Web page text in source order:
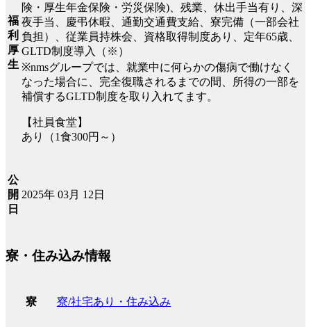
福
利
厚
生
険・厚生年金保険・労災保険)、残業、休出手当有り、深
夜手当、慶弔休暇、通勤交通費支給、寮完備（一部会社
負担）、従業員持株会、資格取得制度あり、定年65歳、
GLTD制度導入（※）
※nmsグループでは、就業中に何らかの傷病で働けなく
なった場合に、完全復職されるまでの間、所得の一部を
補償するGLTD制度を取り入れてます。
【社員食堂】
あり（1食300円～）
公
開
日
2025年 03月 12日
寮・住み込み情報
寮 寮/社宅あり・住み込み